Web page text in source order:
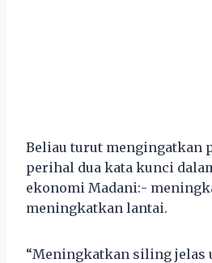
Beliau turut mengingatkan
perihal dua kata kunci
ekonomi Madani:-
meningkatkan lantai.
“Meningkatkan siling jelas